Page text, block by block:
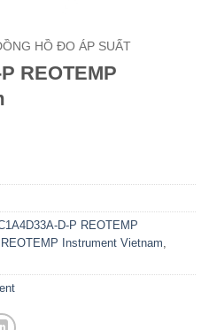
HỒ ĐO ÁP SUẤT
REOTEMP
D-P REOTEMP
Instrument Vietnam,